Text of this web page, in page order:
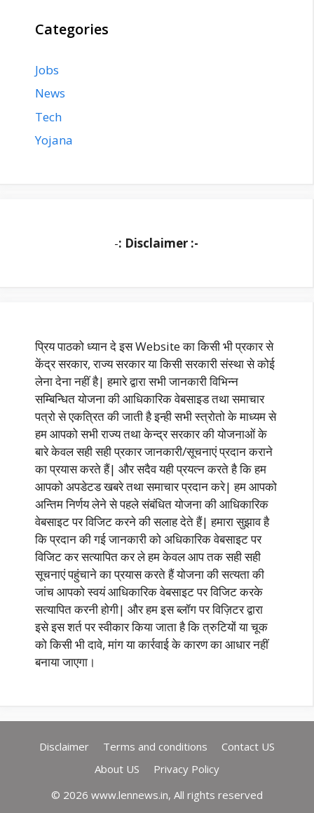
Categories
Jobs
News
Tech
Yojana
-: Disclaimer :-
प्रिय पाठको ध्यान दे इस Website का किसी भी प्रकार से
केंद्र सरकार, राज्य सरकार या किसी सरकारी संस्था से कोई
लेना देना नहीं है| हमारे द्वारा सभी जानकारी विभिन्न
सम्बिन्धित योजना की आधिकारिक वेबसाइड तथा समाचार
पत्रो से एकत्रित की जाती है इन्ही सभी स्त्रोतो के माध्यम से
हम आपको सभी राज्य तथा केन्द्र सरकार की योजनाओं के
बारे केवल सही सही प्रकार जानकारी/सूचनाएं प्रदान कराने
का प्रयास करते हैं| और सदैव यही प्रयत्न करते है कि हम
आपको अपडेटड खबरे तथा समाचार प्रदान करे| हम आपको
अन्तिम निर्णय लेने से पहले संबंधित योजना की आधिकारिक
वेबसाइट पर विजिट करने की सलाह देते हैं| हमारा सुझाव है
कि प्रदान की गई जानकारी को अधिकारिक वेबसाइट पर
विजिट कर सत्यापित कर ले हम केवल आप तक सही सही
सूचनाएं पहुंचाने का प्रयास करते हैं योजना की सत्यता की
जांच आपको स्वयं आधिकारिक वेबसाइट पर विजिट करके
सत्यापित करनी होगी| और हम इस ब्लॉग पर विज़िटर द्वारा
इसे इस शर्त पर स्वीकार किया जाता है कि त्रुटियों या चूक
को किसी भी दावे, मांग या कार्रवाई के कारण का आधार नहीं
बनाया जाएगा।
Disclaimer Terms and conditions
Contact US
About US
Privacy Policy
© 2026 www.lennews.in, All rights reserved